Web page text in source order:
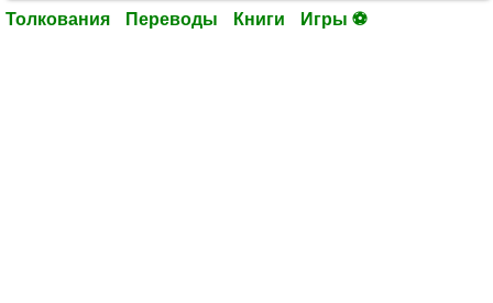
Толкования Переводы Книги Игры ⚽